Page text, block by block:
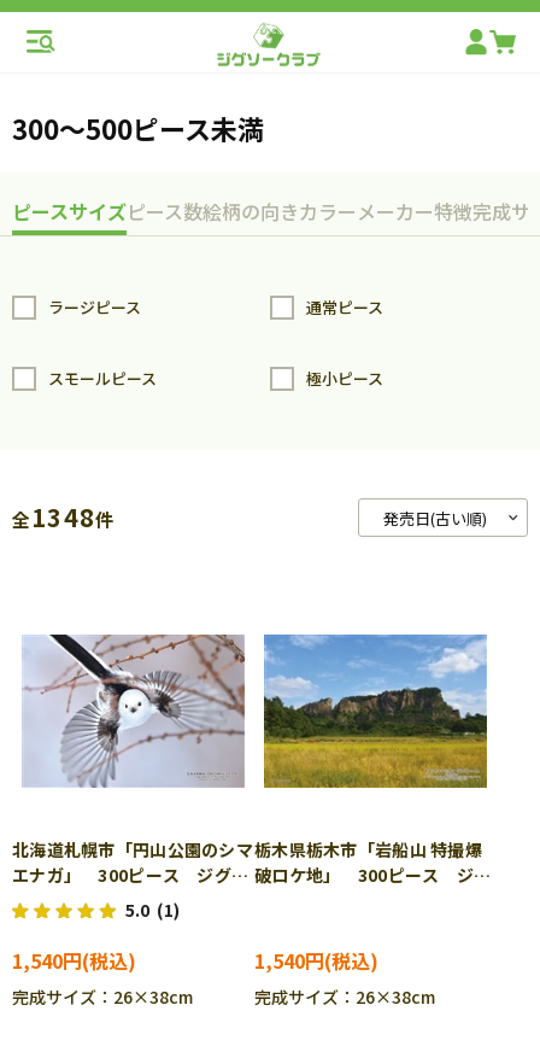
300～500ピース未満
ピースサイズピース数絵柄の向きカラーメーカー特徴完成サ
ラージピース 通常ピース
スモールピース 極小ピース
全1348件
北海道札幌市「円山公園のシマ
エナガ」 300ピース ジグソ
ーパズル CUT-300-424
5.0 (1)
1,540円
完成サイズ：26×38cm
栃木県栃木市「岩船山 特撮爆
破ロケ地」 300ピース ジグ
1,540円
完成サイズ：26×38cm